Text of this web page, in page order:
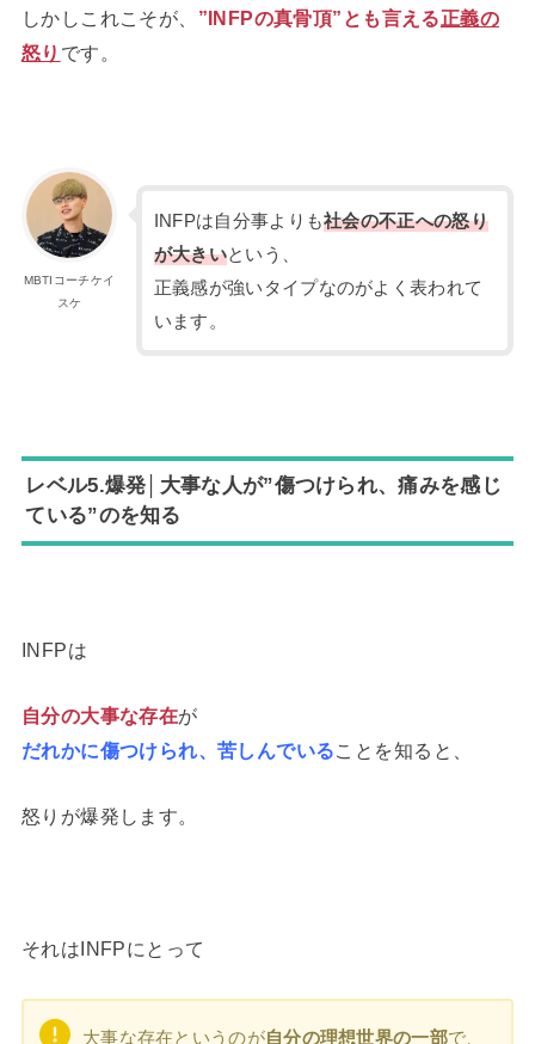
しかしこれこそが、 ”INFPの真骨頂”とも言える正義の
怒り です。
MBTIコーチケイ
スケ
INFPは自分事よりも社会の不正への怒り
が大きいという、
正義感が強いタイプなのがよく表われて
います。
レベル5.爆発│大事な人が”傷つけられ、痛みを感じ
ている”のを知る
INFPは
自分の大事な存在が
だれかに傷つけられ、苦しんでいることを知ると、
怒りが爆発します。
それはINFPにとって
大事な存在というのが自分の理想世界の一部で、